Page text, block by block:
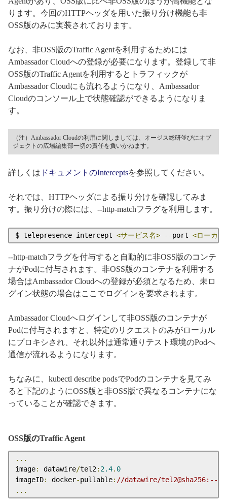
ります。今回のHTTPヘッダを用いた振り分け機能も非
OSS版のみに実装されております。
なお、非OSS版のTraffic Agentを利用するためには
Ambassador Cloudへの登録が必要になります。登録して非
OSS版のTraffic Agentを利用するとトラフィックが
Ambassador Cloudにも流れるようになり、Ambassador
Cloudのコンソール上で状態確認ができるようになりま
す。
（注）Ambassador Cloudの利用に関しましては、オージス総研並びにオブ
ジェクトの広場編集部一切の責任を負いかねます。
詳しくは ドキュメントのInterceptsを参照してください。
それでは、HTTPヘッダによる振り分けを確認してみま
す。振り分けの際には、--http-matchフラグを利用します。
$ telepresence intercept <サービス名> --port <ローカ
--http-matchフラグを付与すると自動的に非OSS版のコンテ
ナがPodに付与されます。非OSS版のコンテナを利用する
場合はAmbassador Cloudへの登録が必須となるため、未ロ
グイン状態の場合はここでログインを要求されます。
Ambassador Cloudへログインして非OSS版のコンテナが
Podに付与されますと、特定のリクエストのみがローカル
にプロキシされ、それ以外は通常通りテスト環境のPodへ
通信が流れるようになります。
ちなみに、kubectl describe podsでPodのコンテナを見てみ
ると下記のようにOSS版と非OSS版で異なるコンテナにな
っていることが確認できます。
OSS版のTraffic Agent
...
image: datawire/tel2: 2.4. 0
imageID: docker-pullable: //datawire/tel2@sha256:---
...